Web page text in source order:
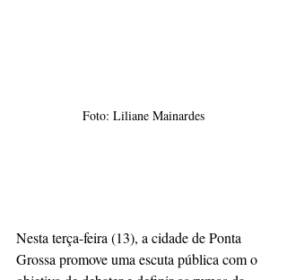
Foto: Liliane Mainardes
Nesta terça-feira (13), a cidade de Ponta
Grossa promove uma escuta pública com o